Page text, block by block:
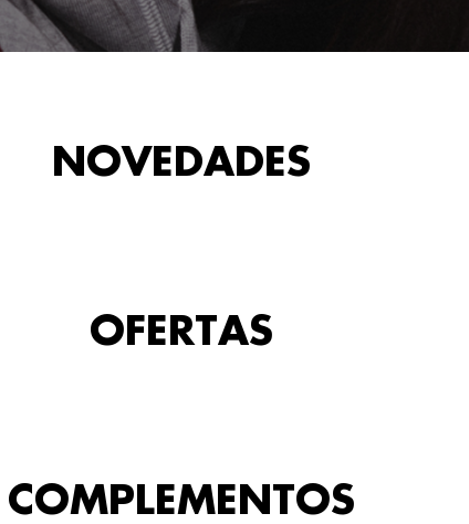
NOVEDADES
OFERTAS
COMPLEMENTOS